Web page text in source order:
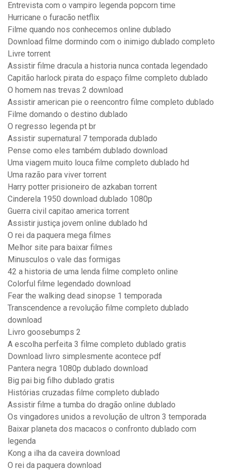
Entrevista com o vampiro legenda popcorn time
Hurricane o furacão netflix
Filme quando nos conhecemos online dublado
Download filme dormindo com o inimigo dublado completo
Livre torrent
Assistir filme dracula a historia nunca contada legendado
Capitão harlock pirata do espaço filme completo dublado
O homem nas trevas 2 download
Assistir american pie o reencontro filme completo dublado
Filme domando o destino dublado
O regresso legenda pt br
Assistir supernatural 7 temporada dublado
Pense como eles também dublado download
Uma viagem muito louca filme completo dublado hd
Uma razão para viver torrent
Harry potter prisioneiro de azkaban torrent
Cinderela 1950 download dublado 1080p
Guerra civil capitao america torrent
Assistir justiça jovem online dublado hd
O rei da paquera mega filmes
Melhor site para baixar filmes
Minusculos o vale das formigas
42 a historia de uma lenda filme completo online
Colorful filme legendado download
Fear the walking dead sinopse 1 temporada
Transcendence a revolução filme completo dublado
download
Livro goosebumps 2
A escolha perfeita 3 filme completo dublado gratis
Download livro simplesmente acontece pdf
Pantera negra 1080p dublado download
Big pai big filho dublado gratis
Histórias cruzadas filme completo dublado
Assistir filme a tumba do dragão online dublado
Os vingadores unidos a revolução de ultron 3 temporada
Baixar planeta dos macacos o confronto dublado com
legenda
Kong a ilha da caveira download
O rei da paquera download